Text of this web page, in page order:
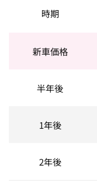
時期
新車価格
半年後
1年後
2年後